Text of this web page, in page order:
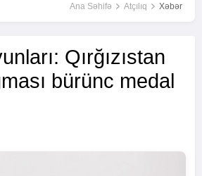
Ana Səhifə Atçılıq Xəbər
Qırğızıstan
bürünc medal